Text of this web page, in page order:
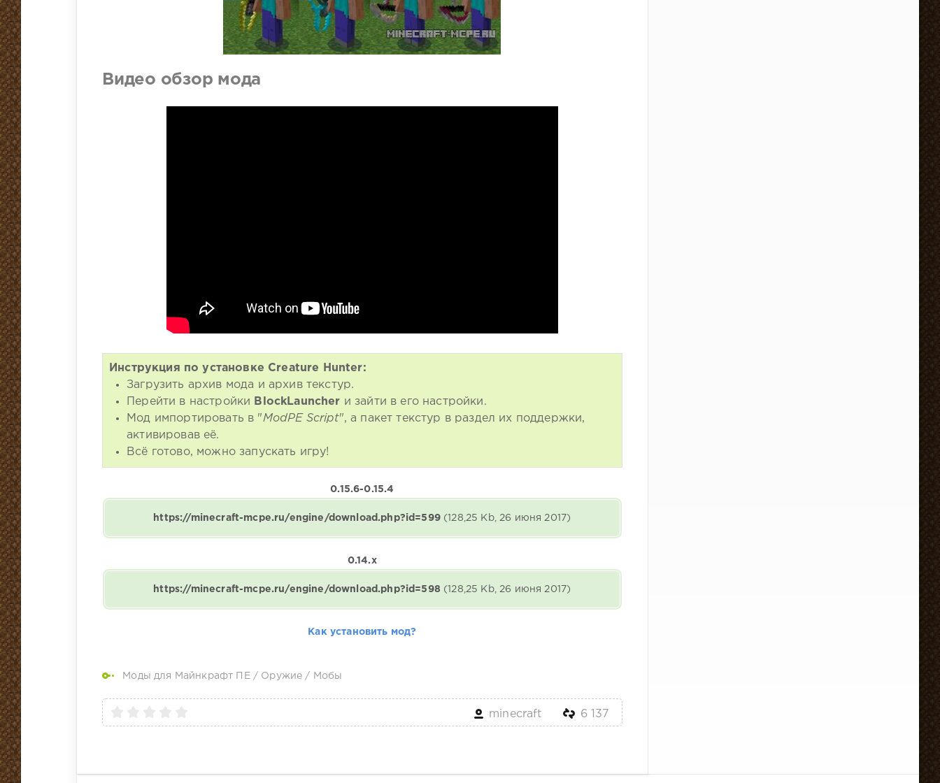
Видео обзор мода
Инструкция по установке Creature Hunter:
Загрузить архив мода и архив текстур.
Перейти в настройки BlockLauncher и зайти в его настройки.
Мод импортировать в "ModPE Script", а пакет текстур в раздел их поддержки,
активировав её.
Всё готово, можно запускать игру!
0.15.6-0.15.4
https://minecraft-mcpe.ru/engine/download.php?id=599(128,25 Kb, 26 июня 2017)
0.14.x
https://minecraft-mcpe.ru/engine/download.php?id=598 (128,25 Kb, 26 июня 2017)
Как установить мод?
Моды для Майнкрафт ПЕ/ Оружие / Мобы
minecraft 6 137